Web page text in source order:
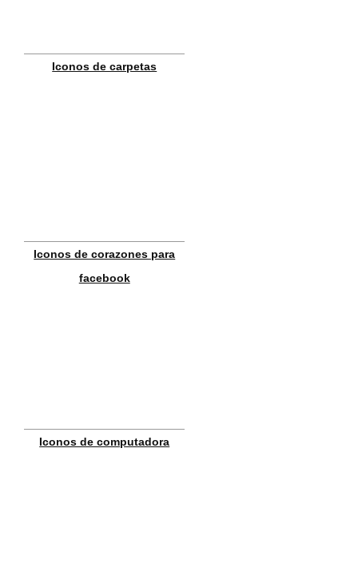
Iconos de carpetas
Iconos de corazones para
facebook
Iconos de computadora